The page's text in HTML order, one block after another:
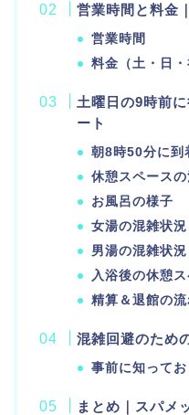
営業時間と料金
営業時間
料金（土・日・
土曜日の9時前
ート
朝8時50分に到
休憩スペース
お風呂の様子
女湯の混雑状況
男湯の混雑状況
入浴後の休憩
精算＆退館の流
混雑回避のため
事前に知ってお
まとめ｜スパメ